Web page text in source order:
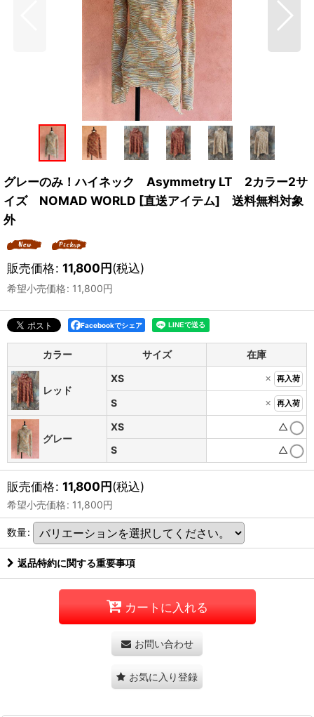
グレーのみ！ハイネック Asymmetry LT 2カラー2サ
イズ NOMAD WORLD [直送アイテム] 送料無料対象
外
販売価格: 11,800円(税込)
希望小売価格: 11,800円
Facebookでシェア
カラー サイズ 在庫
レッド
XS × 再入荷
S × 再入荷
グレー
XS
△
S
△
販売価格: 11,800円(税込)
希望小売価格: 11,800円
数量:
返品特約に関する重要事項
カートに入れる
お問い合わせ
お気に入り登録